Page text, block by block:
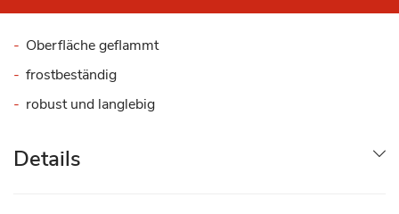
Oberfläche geflammt
frostbeständig
robust und langlebig
Details